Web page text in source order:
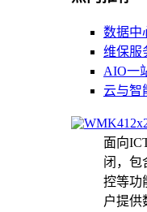
数据中
维保服
AIO一
云与智
面向
闭，包
控等功
户提供